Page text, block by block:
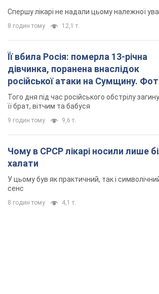
Спершу лікарі не надали цьому належної
8 годин тому 12,1 т.
Її вбила Росія: померла 13-річна
дівчинка, поранена внаслідок
російської атаки на Сумщину.
Того дня під час російського обстрілу
її брат, вітчим та бабуся
9 годин тому 9,6 т.
Чому в СРСР лікарі носили лише
халати
У цьому був як практичний, так і
сенс
8 годин тому 4,1 т.